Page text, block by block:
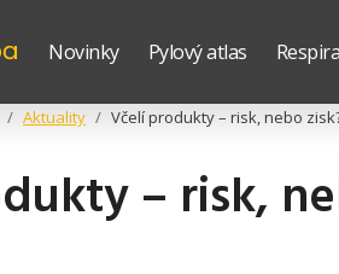
Novinky Pylový atlas
Aktuality Včelí produkty – risk, nebo
– risk,